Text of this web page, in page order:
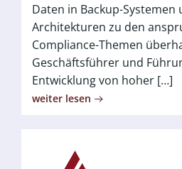
Daten in Backup-Systemen
Architekturen zu den
Compliance-Themen
Geschäftsführer und
Entwicklung von hoher […]
weiter lesen